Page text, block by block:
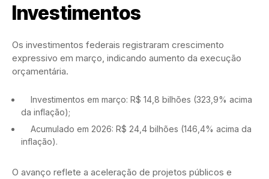
Investimentos
Os investimentos federais registraram crescimento
expressivo em março, indicando aumento da execução
orçamentária.
Investimentos em março: R$ 14,8 bilhões (323,9% acima
da inflação);
Acumulado em 2026: R$ 24,4 bilhões (146,4% acima da
inflação).
O avanço reflete a aceleração de projetos públicos e